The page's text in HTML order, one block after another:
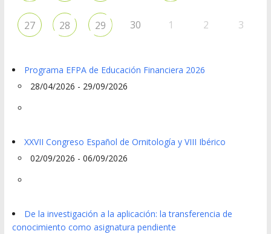
27 28 29 30 1 2 3
Programa EFPA de Educación Financiera 2026
28/04/2026 - 29/09/2026
XXVII Congreso Español de Ornitología y VIII Ibérico
02/09/2026 - 06/09/2026
De la investigación a la aplicación: la transferencia de
conocimiento como asignatura pendiente